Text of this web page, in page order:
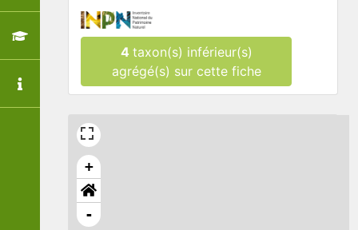
4 taxon(s) inférieur(s)
agrégé(s) sur cette fiche
+
-